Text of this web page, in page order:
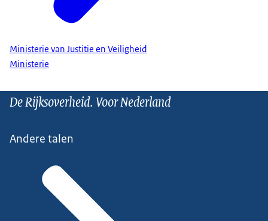
Ministerie van Justitie en Veiligheid
Ministerie
De Rijksoverheid. Voor Nederland
Andere talen